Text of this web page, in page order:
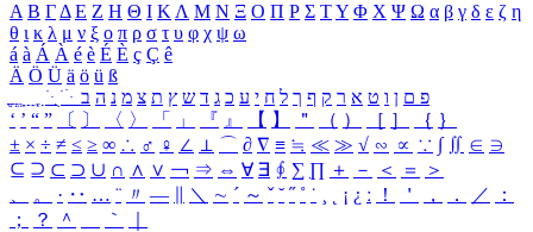
Α Β ΓΔ Ε Ζ Η Θ Ι ΚΛ Μ Ν Ξ Ο Π Ρ Σ ΤΥ Φ Χ Ψ Ω α β γ δ ε ζ η
θ ι κ λ μ ν ξ ο π ρ σ τ υ φ χ ψ ω
á à Á À é è É È ç Ç ê
Ä Ö Ü ä ö ü ß
ִֶֹ ֻּ ׁׂ פ ם ן ו ט א ר ק ף ך ל ח י ע כ ג ד ש ץ ת צ מ נ ה ב
‘ ’ “ ” 〔 〕 〈 〉 「 」 『 』 【 】 ＂ （ ） ［ ］ ｛ ｝
± × ÷ ≠ ≤ ≥ ∞ ∴ ♂ ♀ ∠ ⊥ ⌒ ∂ ∇ ≡ ≒ ≪ ≫ √ ∽ ∝ ∵ ∫ ∬ ∈ ∋
⊆ ⊇ ⊂ ⊃ ∪ ∩ ∧ ∨ ￢ ⇒ ⇔ ∀ ∃ ∮ ∑ ∏ ＋ － ＜ ＝
＞
、
。 · ‥ … ¨ 〃 ― ＼ ∼ ´ ～ ˇ ˘ ˝ ˚ ˙ ¸ ¡ ¿ ː ！ ＇ ， ． ／
：
；
？ ＾ ｀